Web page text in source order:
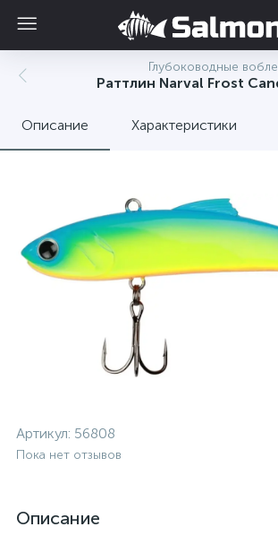
Глубоководные
Раттлин Narval Frost
Описание Характеристики
Артикул: 56808
Пока нет отзывов
Описание